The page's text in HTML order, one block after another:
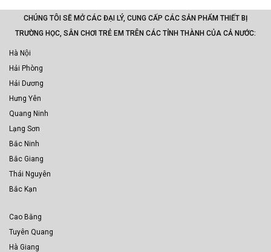
CHÚNG TÔI SẼ MỞ CÁC ĐẠI LÝ, CUNG CẤP CÁC SẢN PHẨM THIẾT BỊ
TRƯỜNG HỌC, SÂN CHƠI TRẺ EM TRÊN CÁC TỈNH THÀNH CỦA CẢ NƯỚC:
Hà Nội
Hải Phòng
Hải Dương
Hưng Yên
Quang Ninh
Lạng Sơn
Bắc Ninh
Bắc Giang
Thái Nguyên
Bắc Kạn
Cao Bằng
Tuyên Quang
Hà Giang